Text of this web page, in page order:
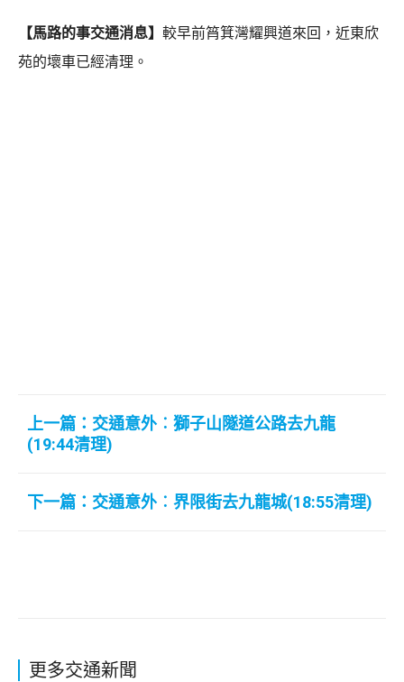
【馬路的事交通消息】 較早前筲箕灣耀興道來回，近東欣
苑的壞車已經清理。
上一篇：交通意外︰獅子山隧道公路去九龍
(19:44清理)
下一篇：交通意外︰界限街去九龍城(18:55清理)
更多交通新聞